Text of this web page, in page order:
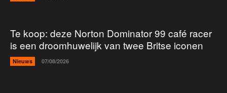
Te koop: deze Norton Dominator 99 café racer
is een droomhuwelijk van twee Britse iconen
Nieuws 07/08/2026